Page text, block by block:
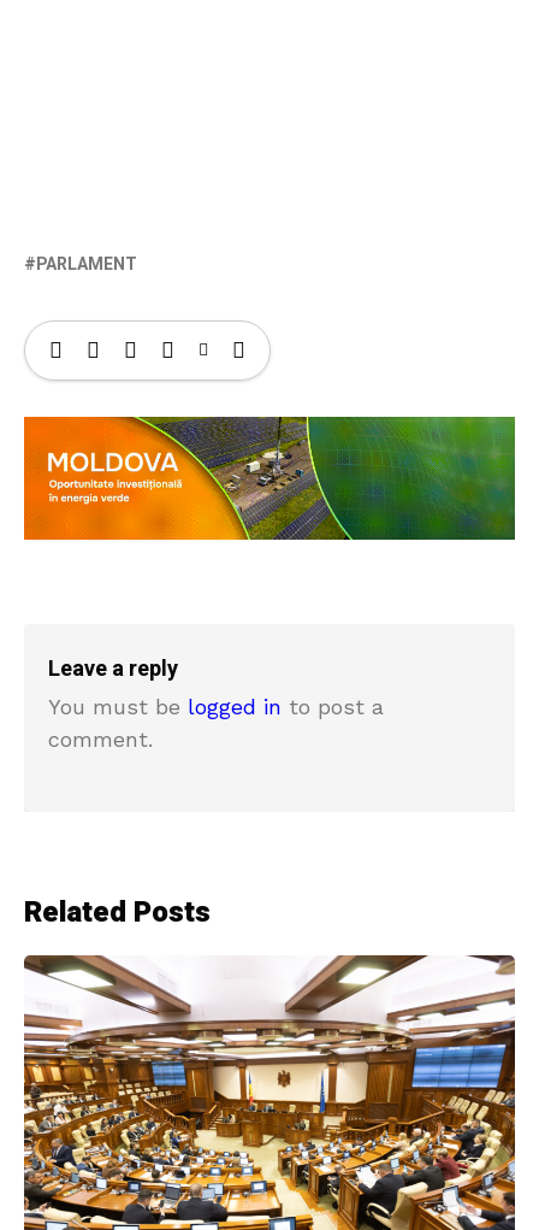
PARLAMENT
Leave a reply
You must be logged in to post a
comment.
Related Posts